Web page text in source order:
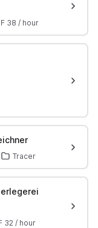
38 / hour
Tracer
32 / hour